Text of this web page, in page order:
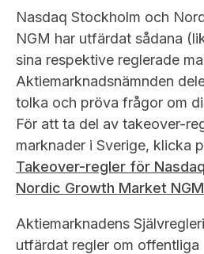
Huvudmän
Verksamhetsberättelser
Publikationer och anföranden
Avgifter
Prenumerera
Nasdaq Stockholm och
NGM har utfärdat sådana
sina respektive reglerade
Aktiemarknadsnämnden
tolka och pröva frågor om
För att ta del av takeover-
marknader i Sverige, klicka
Takeover-regler för
Nordic Growth Market NGM
Aktiemarknadens
utfärdat regler om offentliga